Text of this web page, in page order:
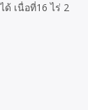
ด้ เนื่อที่16 ไร่ 2